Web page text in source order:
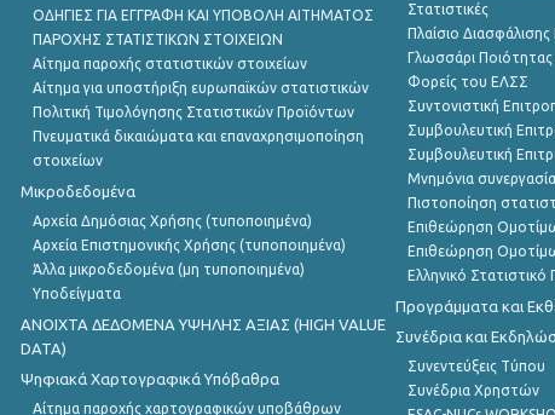
ΟΔΗΓΙΕΣ ΓΙΑ ΕΓΓΡΑΦΗ ΚΑΙ ΥΠΟΒΟΛΗ ΑΙΤΗΜΑΤΟΣ
ΠΑΡΟΧΗΣ ΣΤΑΤΙΣΤΙΚΩΝ ΣΤΟΙΧΕΙΩΝ
Αίτημα παροχής στατιστικών στοιχείων
Αίτημα για υποστήριξη ευρωπαϊκών στατιστικών
Πολιτική Τιμολόγησης Στατιστικών Προϊόντων
Πνευματικά δικαιώματα και επαναχρησιμοποίηση
στοιχείων
Μικροδεδομένα
Αρχεία Δημόσιας Χρήσης (τυποποιημένα)
Αρχεία Επιστημονικής Χρήσης (τυποποιημένα)
Άλλα μικροδεδομένα (μη τυποποιημένα)
Υποδείγματα
ANOIXTA ΔΕΔΟΜΕΝΑ ΥΨΗΛΗΣ ΑΞΙΑΣ (HIGH VALUE
DATA)
Ψηφιακά Χαρτογραφικά Υπόβαθρα
Αίτημα παροχής χαρτογραφικών υποβάθρων
Στατιστικές
Πλαίσιο
Γλωσσάρι
Φορείς του ΕΛΣΣ
Συντονιστική
Συμβουλευτική
Συμβουλευτική
Μνημόνια
Πιστοποίηση
Επιθεώρηση
Επιθεώρηση
Ελληνικό
Προγράμματα και
Συνέδρια και
Συνεντεύξεις Τύπου
Συνέδρια Χρηστών